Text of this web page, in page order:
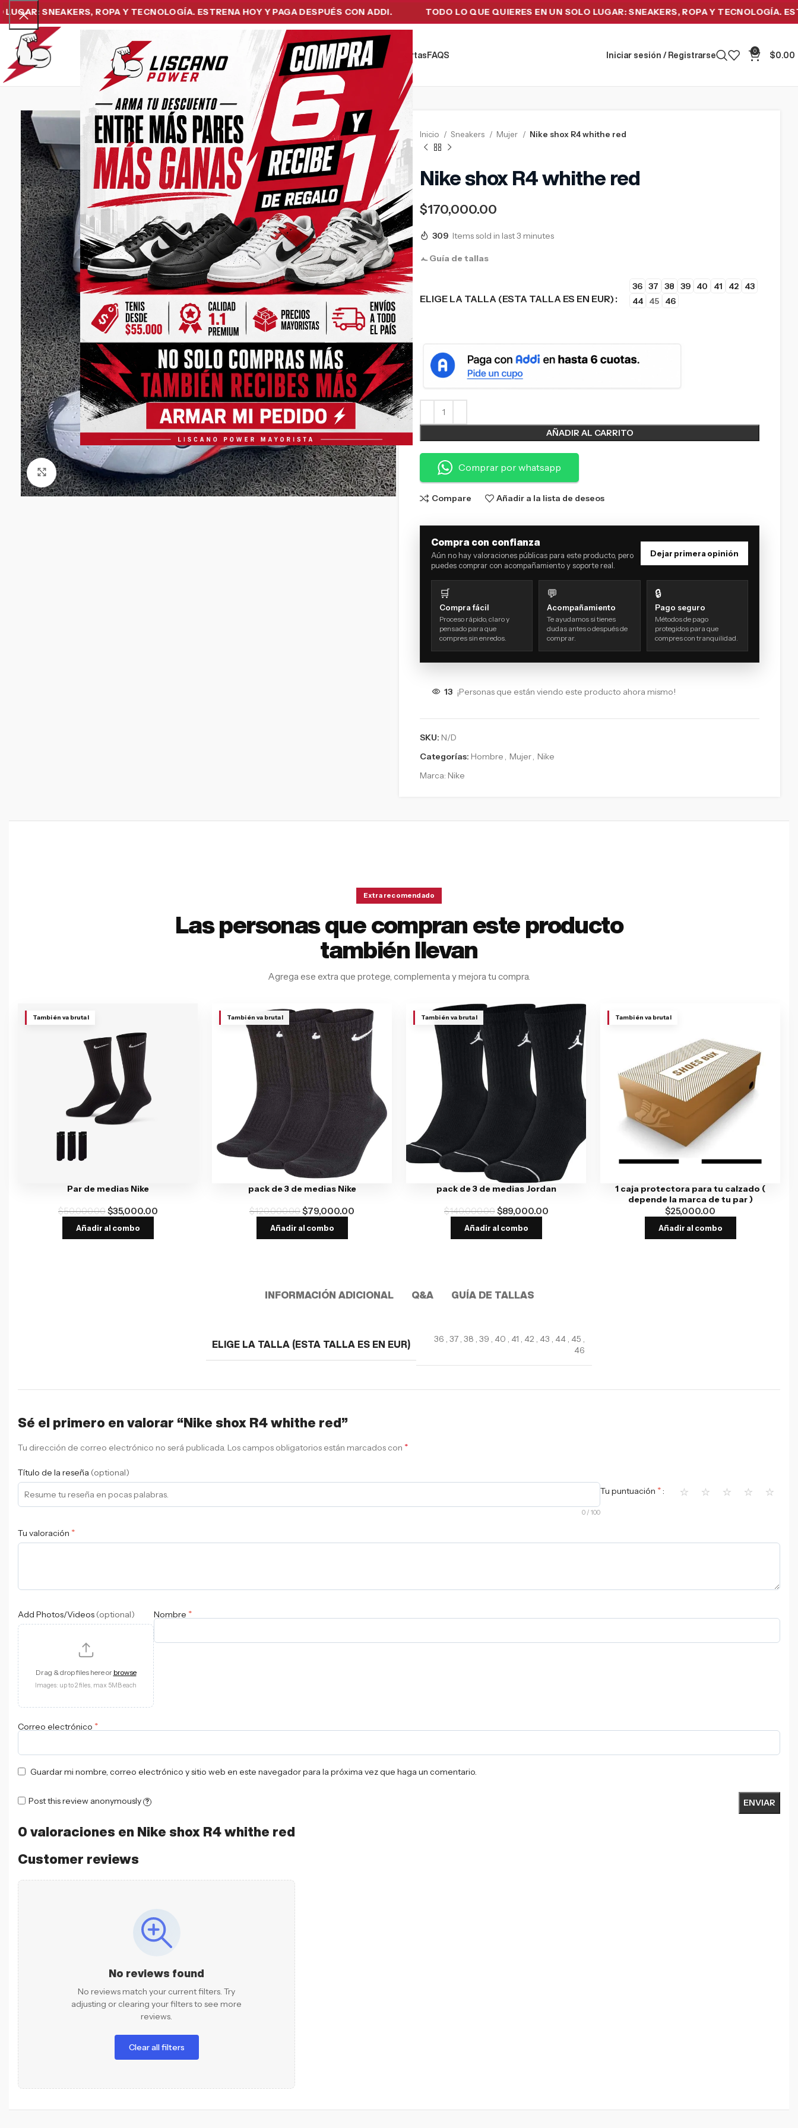
SNEAKERS, ROPA Y TECNOLOGÍA. ESTRENA HOY Y PAGA DESPUÉS CON ADDI. TODO LO QUE QUIERES EN UN SOLO LUGAR: SNEAKERS, ROPA Y TECNOLOGÍA.
Home SneakersTecnologíaRopa de Hombre Ofertas FAQ´S Iniciar sesión / Registrarse
0
$0.00
Click to enlarge
Inicio Sneakers Mujer Nike shox R4 whithe red
Nike shox R4 whithe red
$170,000.00
309 Items sold in last 3 minutes
Guía de tallas
ELIGE LA TALLA (ESTA TALLA ES EN EUR)
36 37 38 39 40 41 42
43
44
45 46
AÑADIR AL CARRITO
Comprar por whatsapp
Compare Añadir a la lista de deseos
Compra con confianza
Aún no hay valoraciones públicas para este producto, pero
puedes comprar con acompañamiento y soporte real.
Dejar primera opinión
🛒
Compra fácil
Proceso rápido, claro y
pensado para que
compres sin enredos.
💬
Acompañamiento
Te ayudamos si tienes
dudas antes o después de
comprar.
🔒
Pago seguro
Métodos de pago
protegidos para que
compres con tranquilidad.
13 ¡Personas que están viendo este producto ahora mismo!
SKU: N/D
Categorías: Hombre , Mujer, Nike
Marca: Nike
Extra recomendado
Las personas que compran este producto
también llevan
Agrega ese extra que protege, complementa y mejora tu compra.
También va brutal
Par de medias Nike
$50,000.00$35,000.00
Añadir al combo
También va brutal
pack de 3 de medias Nike
$120,000.00$79,000.00
Añadir al combo
También va brutal
pack de 3 de medias Jordan
$140,000.00$89,000.00
Añadir al combo
También va brutal
1 caja protectora para tu calzado (
depende la marca de tu par )
$25,000.00
Añadir al combo
INFORMACIÓN ADICIONAL Q&A GUÍA DE TALLAS
ELIGE LA TALLA (ESTA TALLA ES EN EUR)
36 , 37 , 38 , 39 , 40 , 41 , 42 , 43 , 44 , 45 ,
46
0 valoraciones en Nike shox R4 whithe red
Customer reviews
No reviews found
No reviews match your current filters. Try
adjusting or clearing your filters to see more
reviews.
Clear all filters
Sé el primero en valorar “Nike shox R4 whithe red”
Tu dirección de correo electrónico no será publicada. Los campos obligatorios están marcados con *
Título de la reseña (optional)
0 / 100
Tu puntuación * ⭐ ⭐ ⭐ ⭐ ⭐
Tu valoración *
Add Photos/Videos (optional)
Drag & drop files here or browse
Images: up to 2 files, max 5MB each
Nombre *
Correo electrónico *
Guardar mi nombre, correo electrónico y sitio web en este navegador para la próxima vez que haga un comentario.
Post this review anonymously ?